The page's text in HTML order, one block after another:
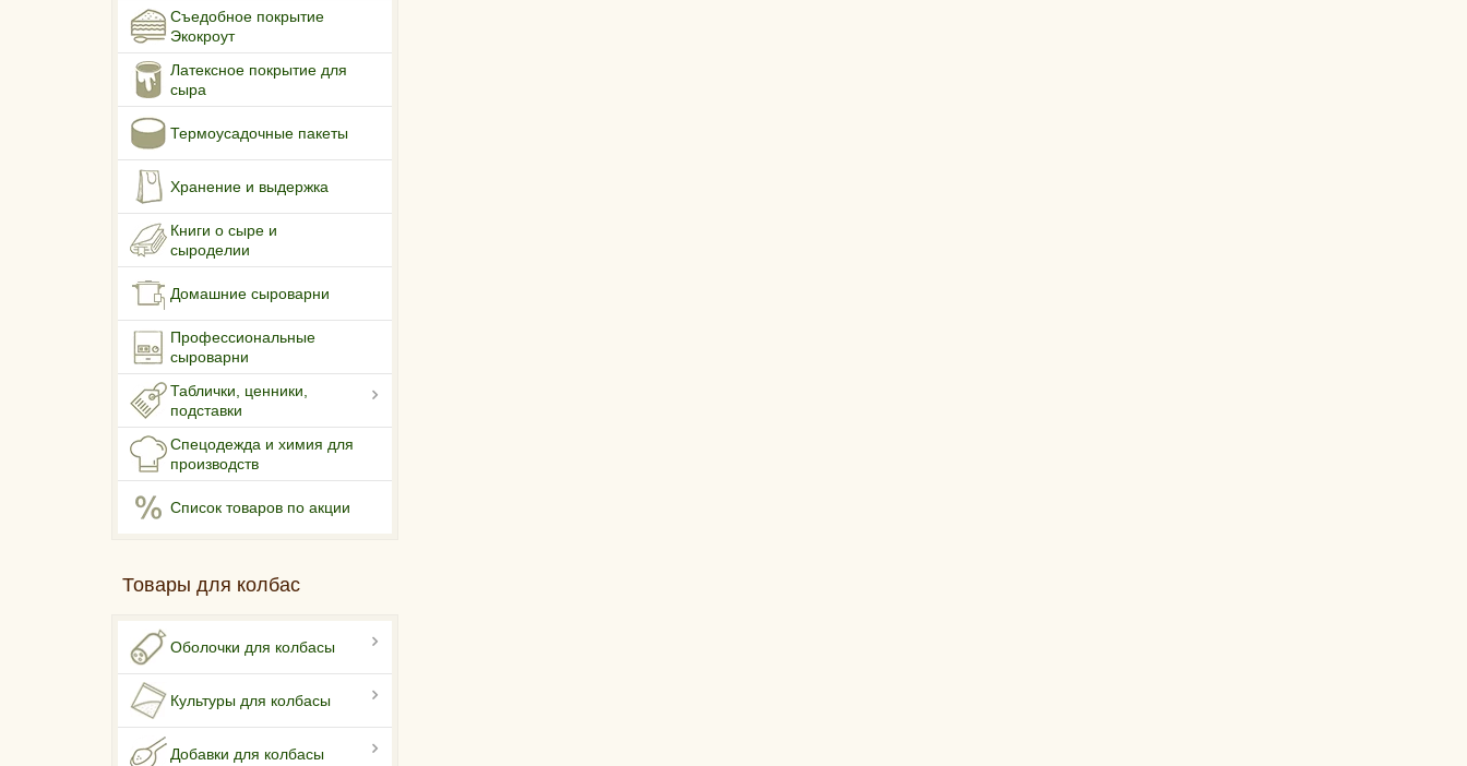
Съедобное покрытие
Экокроут
Латексное покрытие для
сыра
Термоусадочные пакеты
Хранение и выдержка
Книги о сыре и
сыроделии
Домашние сыроварни
Профессиональные
сыроварни
Таблички, ценники,
подставки
Спецодежда и химия для
производств
Список товаров по акции
Товары для колбас
Оболочки для колбасы
Культуры для колбасы
Добавки для колбасы